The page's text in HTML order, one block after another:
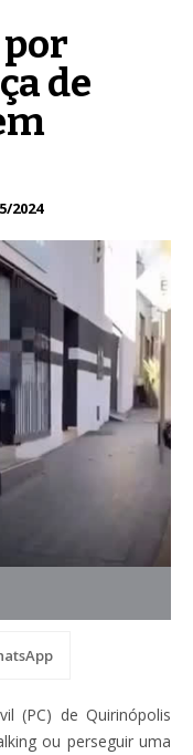
de
2024
(PC) de Quirinópolis
ou perseguir uma